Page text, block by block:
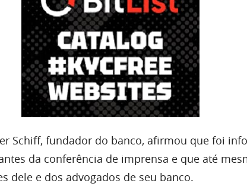
Schiff, fundador do banco, afirmou que foi
da conferência de imprensa e que até
dele e dos advogados de seu banco.